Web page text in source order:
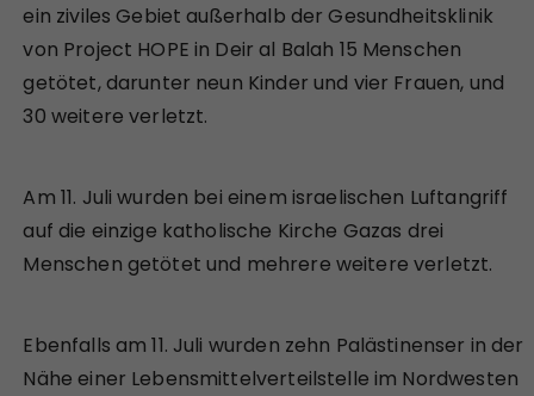
ein ziviles Gebiet außerhalb der Gesundheitsklinik
von Project HOPE in Deir al Balah 15 Menschen
getötet, darunter neun Kinder und vier Frauen, und
30 weitere verletzt.
Am 11. Juli wurden bei einem israelischen Luftangriff
auf die einzige katholische Kirche Gazas drei
Menschen getötet und mehrere weitere verletzt.
Ebenfalls am 11. Juli wurden zehn Palästinenser in der
Nähe einer Lebensmittelverteilstelle im Nordwesten